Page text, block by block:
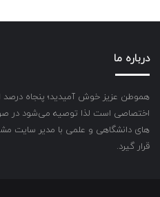
درباره ما
هموطن عزیز خوش آمیدید؛ پنجاه درصد
اختصاصی است لذا توصیه می‌شود در
های دانشگاهی و علمی با مدیر سایت
قرار گیرد.